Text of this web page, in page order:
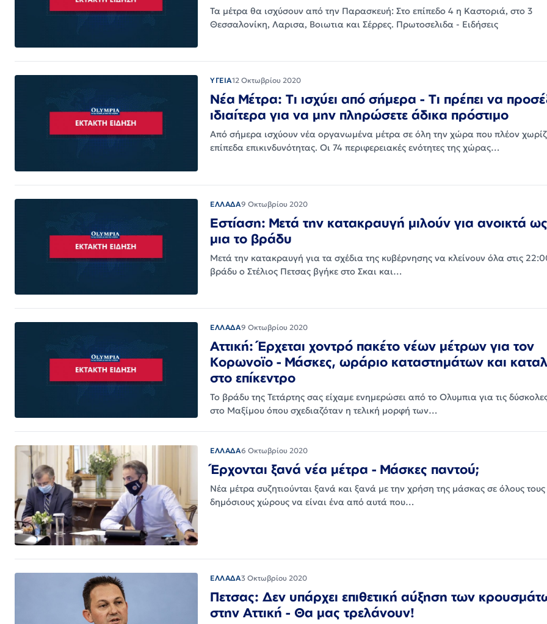
Τα μέτρα θα ισχύσουν από την Παρασκευή: Στο επίπεδο 4 η Καστοριά, στο 3
Θεσσαλονίκη, Λαρισα, Βοιωτια και Σέρρες. Πρωτοσελιδα - Ειδήσεις
ΥΓΕΙΑ12 Οκτωβρίου 2020
Νέα Μέτρα: Τι ισχύει από σήμερα - Τι πρέπει να
ιδιαίτερα για να μην πληρώσετε άδικα πρόστιμο
Από σήμερα ισχύουν νέα οργανωμένα μέτρα σε όλη την χώρα που πλέον
επίπεδα επικινδυνότητας. Οι 74 περιφερειακές ενότητες της χώρας…
ΕΛΛΑΔΑ9 Οκτωβρίου 2020
Εστίαση: Μετά την κατακραυγή μιλούν για ανοικτά
μια το βράδυ
Μετά την κατακραυγή για τα σχέδια της κυβέρνησης να κλείνουν όλα στις
βράδυ ο Στέλιος Πετσας βγήκε στο Σκαι και…
ΕΛΛΑΔΑ9 Οκτωβρίου 2020
Αττική: Έρχεται χοντρό πακέτο νέων μέτρων για τον
Κορωνοϊο - Μάσκες, ωράριο καταστημάτων και
στο επίκεντρο
Το βράδυ της Τετάρτης σας είχαμε ενημερώσει από το Ολυμπια για τις
στο Μαξίμου όπου σχεδιαζόταν η τελική μορφή των…
ΕΛΛΑΔΑ6 Οκτωβρίου 2020
Έρχονται ξανά νέα μέτρα - Μάσκες παντού;
Νέα μέτρα συζητιούνται ξανά και ξανά με την χρήση της μάσκας σε όλους τους
δημόσιους χώρους να είναι ένα από αυτά που…
ΕΛΛΑΔΑ3 Οκτωβρίου 2020
Πετσας: Δεν υπάρχει επιθετική αύξηση των
στην Αττική - Θα μας τρελάνουν!